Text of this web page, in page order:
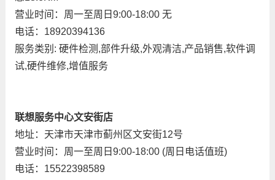
营业时间：周一至周日9:00-18:00 无
电话：18920394136
服务类别: 硬件检测,部件升级,外观清洁,产品销售,软件调
试,硬件维修,增值服务
联想服务中心文安街店
地址：天津市天津市蓟州区文安街12号
营业时间：周一至周日9:00-18:00 (周日电话值班)
电话：15522398589